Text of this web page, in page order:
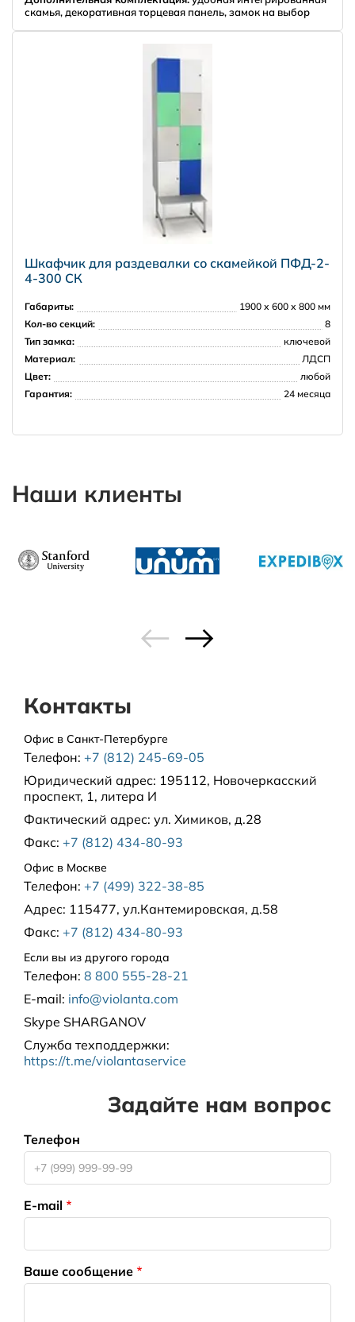
скамья, декоративная торцевая панель, замок на выбор
Шкафчик для раздевалки со скамейкой ПФД-2-
4-300 СК
Габариты:
1900 х 600 х 800 мм
Кол-во секций:
8
Тип замка:
ключевой
Материал:
ЛДСП
Цвет:
любой
Гарантия:
24 месяца
Наши клиенты
Контакты
Офис в Санкт-Петербурге
Телефон: +7 (812) 245-69-05
Юридический адрес: 195112, Новочеркасский
проспект, 1, литера И
Фактический адрес: ул. Химиков, д.28
Факс: +7 (812) 434-80-93
Офис в Москве
Телефон: +7 (499) 322-38-85
Адрес: 115477, ул.Кантемировская, д.58
Факс: +7 (812) 434-80-93
Если вы из другого города
Телефон: 8 800 555-28-21
E-mail: info@violanta.com
Skype SHARGANOV
Служба техподдержки:
https://t.me/violantaservice
Задайте нам вопрос
Телефон
E-mail
Ваше сообщение